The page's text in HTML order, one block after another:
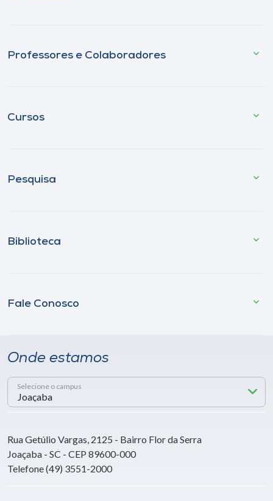
Professores e Colaboradores
Cursos
Pesquisa
Biblioteca
Fale Conosco
Onde estamos
Selecione o campus
Rua Getúlio Vargas, 2125 - Bairro Flor da Serra
Joaçaba - SC - CEP 89600-000
Telefone (49) 3551-2000